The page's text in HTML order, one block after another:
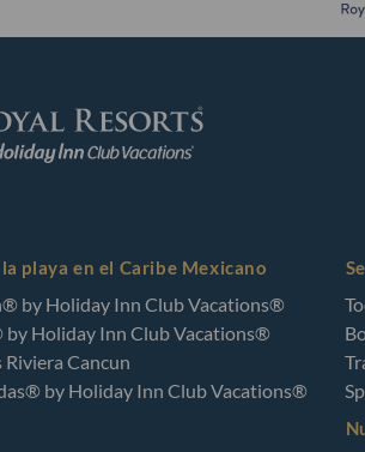
playa en el Caribe Mexicano
by Holiday Inn Club Vacations®
by Holiday Inn Club Vacations®
Riviera Cancun
by Holiday Inn Club Vacations®